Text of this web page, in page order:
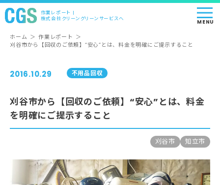
作業レポート |
株式会社クリーングリーンサービスへ
MENU
ホーム ＞ 作業レポート ＞
刈谷市から【回収のご依頼】“安心”とは、料金を明確にご提示すること
2016.10.29 不用品回収
刈谷市から【回収のご依頼】“安心”とは、料金
を明確にご提示すること
刈谷市 知立市